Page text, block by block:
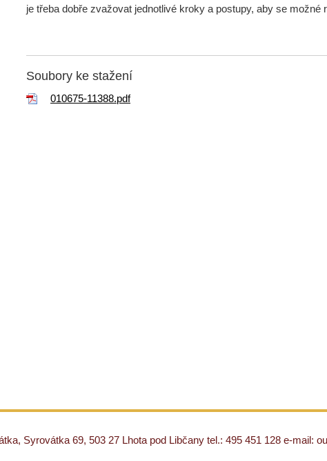
je třeba dobře zvažovat jednotlivé kroky a postupy, aby se možné
Soubory ke stažení
010675-11388.pdf
Syrovátka 69, 503 27 Lhota pod Libčany tel.: 495 451 128 e-mail: